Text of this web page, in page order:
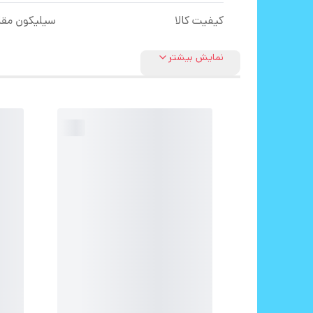
کیفیت کالا سیلیکون
نمایش بیشتر